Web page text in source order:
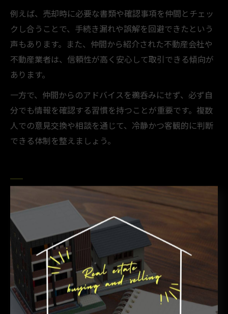
例えば、売却時に必要な書類や確認事項を仲間とチェッ
クし合うことで、手続き漏れや誤解を回避できたという
声もあります。また、仲間から紹介された不動産会社や
不動産業者は、信頼性が高く安心して取引できる傾向が
あります。
一方で、仲間からのアドバイスを鵜呑みにせず、必ず自
分でも情報を確認する習慣を持つことが重要です。複数
人での意見交換や相談を通じて、冷静かつ客観的に判断
できる体制を整えましょう。
安心取引が叶う不動産売買人脈の
築き方
不動産売買人脈を築くための交流会活用術
不動産売買の成功には、信頼できる人脈作りが欠かせま
せん。その中でも、交流会は情報交換や相談相手を見つ
ける絶好の場として活用されています。実際に、不動産
交流会や名刺交換会に参加することで、多様な不動産業